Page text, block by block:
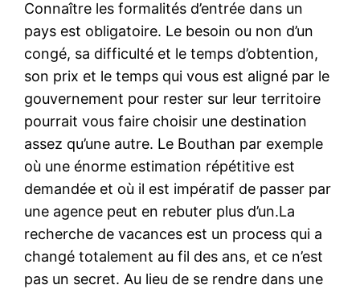
Connaître les formalités d’entrée dans un
pays est obligatoire. Le besoin ou non d’un
congé, sa difficulté et le temps d’obtention,
son prix et le temps qui vous est aligné par le
gouvernement pour rester sur leur territoire
pourrait vous faire choisir une destination
assez qu’une autre. Le Bouthan par exemple
où une énorme estimation répétitive est
demandée et où il est impératif de passer par
une agence peut en rebuter plus d’un.La
recherche de vacances est un process qui a
changé totalement au fil des ans, et ce n’est
pas un secret. Au lieu de se rendre dans une